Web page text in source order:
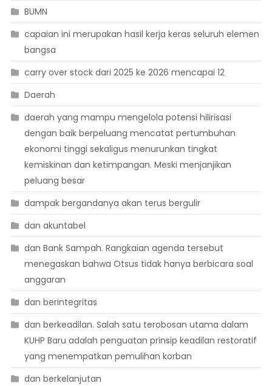
BUMN
capaian ini merupakan hasil kerja keras seluruh elemen
bangsa
carry over stock dari 2025 ke 2026 mencapai 12
Daerah
daerah yang mampu mengelola potensi hilirisasi
dengan baik berpeluang mencatat pertumbuhan
ekonomi tinggi sekaligus menurunkan tingkat
kemiskinan dan ketimpangan. Meski menjanjikan
peluang besar
dampak bergandanya akan terus bergulir
dan akuntabel
dan Bank Sampah. Rangkaian agenda tersebut
menegaskan bahwa Otsus tidak hanya berbicara soal
anggaran
dan berintegritas
dan berkeadilan. Salah satu terobosan utama dalam
KUHP Baru adalah penguatan prinsip keadilan restoratif
yang menempatkan pemulihan korban
dan berkelanjutan